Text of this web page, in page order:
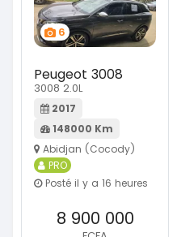
6
Peugeot 3008
3008 2.0L
2017
148000 Km
Abidjan (Cocody)
PRO
Posté il y a 16 heures
8 900 000